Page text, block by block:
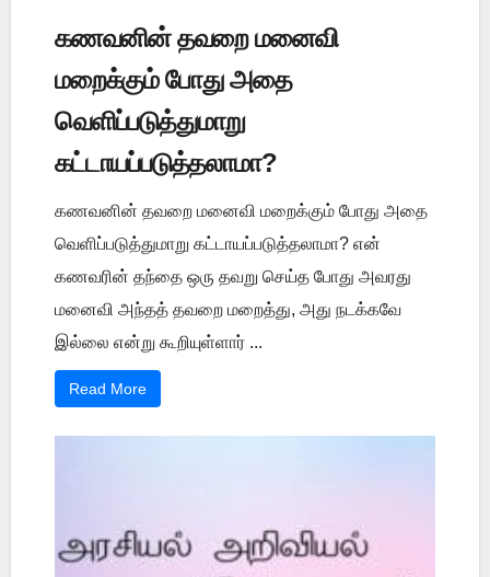
கணவனின் தவறை மனைவி
மறைக்கும் போது அதை
வெளிப்படுத்துமாறு
கட்டாயப்படுத்தலாமா?
கணவனின் தவறை மனைவி மறைக்கும் போது அதை
வெளிப்படுத்துமாறு கட்டாயப்படுத்தலாமா? என்
கணவரின் தந்தை ஒரு தவறு செய்த போது அவரது
மனைவி அந்தத் தவறை மறைத்து, அது நடக்கவே
இல்லை என்று கூறியுள்ளார் ...
Read More